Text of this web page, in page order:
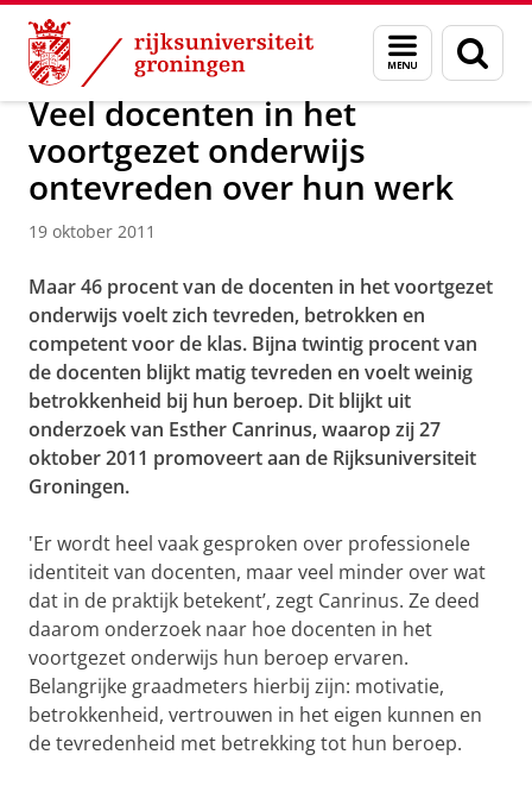
Skip
Content
Skip
Navigation
Menu
en
zoeken
Over ons Actueel Nieuws Nieuwsberichten
Veel docenten in het
voortgezet onderwijs
ontevreden over hun werk
19 oktober 2011
Maar 46 procent van de docenten in het voortgezet
onderwijs voelt zich tevreden, betrokken en
competent voor de klas. Bijna twintig procent van
de docenten blijkt matig tevreden en voelt weinig
betrokkenheid bij hun beroep. Dit blijkt uit
onderzoek van Esther Canrinus, waarop zij 27
oktober 2011 promoveert aan de Rijksuniversiteit
Groningen.
'Er wordt heel vaak gesproken over professionele
identiteit van docenten, maar veel minder over wat
dat in de praktijk betekent’, zegt Canrinus. Ze deed
daarom onderzoek naar hoe docenten in het
voortgezet onderwijs hun beroep ervaren.
Belangrijke graadmeters hierbij zijn: motivatie,
betrokkenheid, vertrouwen in het eigen kunnen en
de tevredenheid met betrekking tot hun beroep.